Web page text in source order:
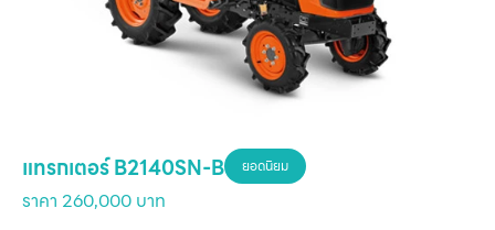
แทรกเตอร์ B2140SN-B ยอดนิยม
ราคา 260,000 บาท